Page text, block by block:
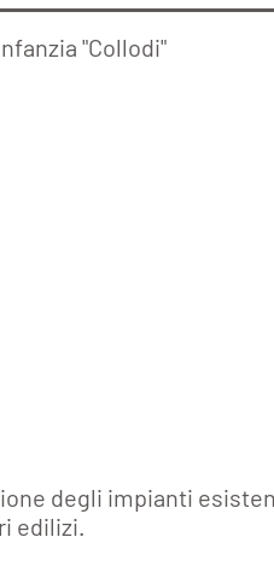
"Collodi"
degli impianti
edilizi.